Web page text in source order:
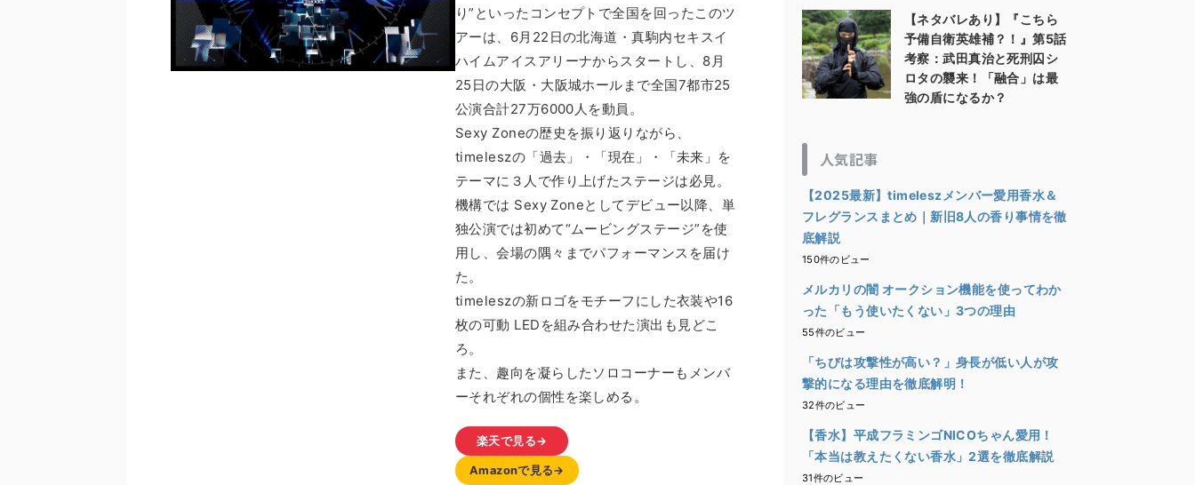
り”といったコンセプトで全国を回ったこのツ
アーは、6月22日の北海道・真駒内セキスイ
ハイムアイスアリーナからスタートし、8月
25日の大阪・大阪城ホールまで全国7都市25
公演合計27万6000人を動員。
Sexy Zoneの歴史を振り返りながら、
timeleszの「過去」・「現在」・「未来」を
テーマに３人で作り上げたステージは必見。
機構では Sexy Zoneとしてデビュー以降、単
独公演では初めて“ムービングステージ”を使
用し、会場の隅々までパフォーマンスを届け
た。
timeleszの新ロゴをモチーフにした衣装や16
枚の可動 LEDを組み合わせた演出も見どこ
ろ。
また、趣向を凝らしたソロコーナーもメンバ
ーそれぞれの個性を楽しめる。
楽天で見る→
Amazonで見る→
【ネタバレあり】『こちら
予備自衛英雄補？！』第5話
考察：武田真治と死刑囚シ
ロタの襲来！「融合」は最
強の盾になるか？
人気記事
【2025最新】timeleszメンバー愛用香水＆
フレグランスまとめ｜新旧8人の香り事情を徹
底解説
150件のビュー
メルカリの闇 オークション機能を使ってわか
った「もう使いたくない」3つの理由
55件のビュー
「ちびは攻撃性が高い？」身長が低い人が攻
撃的になる理由を徹底解明！
32件のビュー
【香水】平成フラミンゴNICOちゃん愛用！
「本当は教えたくない香水」2選を徹底解説
31件のビュー